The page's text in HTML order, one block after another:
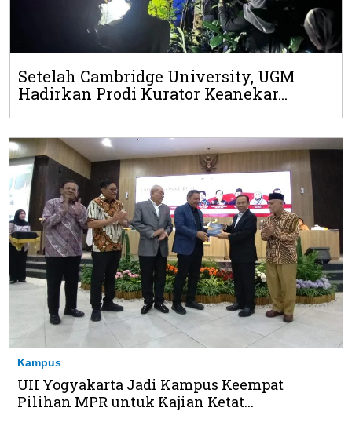
Setelah Cambridge University, UGM
Hadirkan Prodi Kurator Keanekar...
Kampus
UII Yogyakarta Jadi Kampus Keempat
Pilihan MPR untuk Kajian Ketat...